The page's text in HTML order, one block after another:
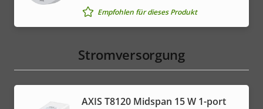
Empfohlen für dieses Produkt
Stromversorgung
AXIS T8120 Midspan 15 W 1-port